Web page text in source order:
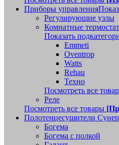
Приборы управления
Регулирующие узлы
Комнатные
Показать
Emmeti
Oventrop
Watts
Rehau
Техно
Посмотреть все
Реле
Посмотреть все товары
Полотенцесушители
Богема
Богема с полкой